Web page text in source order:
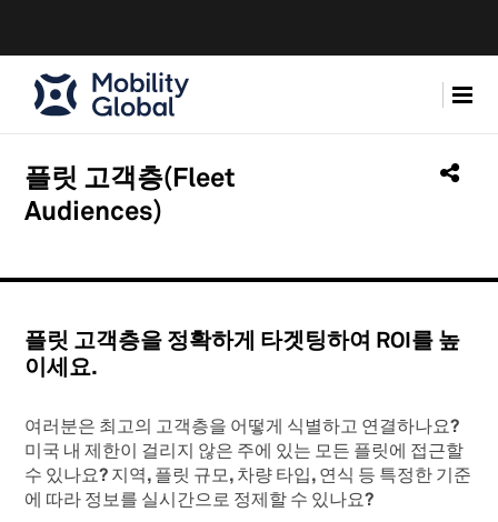
플릿 고객층(Fleet
Audiences)
플릿 고객층을 정확하게 타겟팅하여 ROI를 높
이세요.
여러분은 최고의 고객층을 어떻게 식별하고 연결하나요?
미국 내 제한이 걸리지 않은 주에 있는 모든 플릿에 접근할
수 있나요? 지역, 플릿 규모, 차량 타입, 연식 등 특정한 기준
에 따라 정보를 실시간으로 정제할 수 있나요?